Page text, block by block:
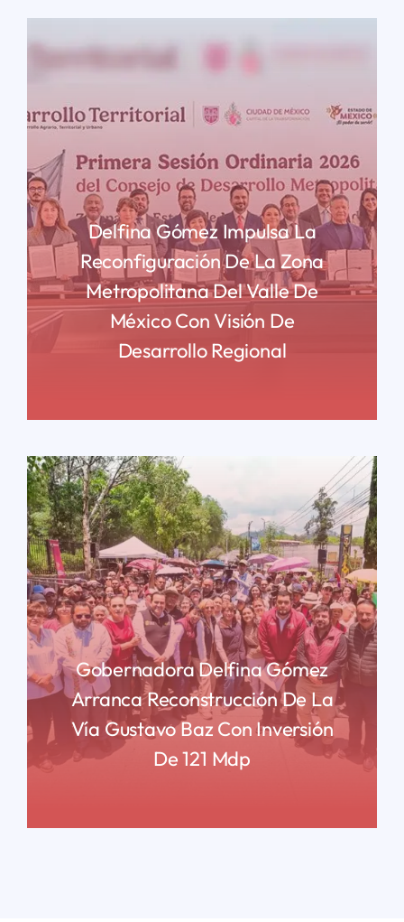
Delfina Gómez Impulsa La
Reconfiguración De La Zona
Metropolitana Del Valle De
México Con Visión De
Desarrollo Regional
Gobernadora Delfina Gómez
Arranca Reconstrucción De La
Vía Gustavo Baz Con Inversión
De 121 Mdp